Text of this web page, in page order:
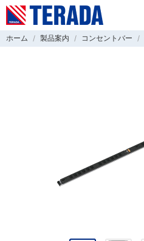
ホーム 製品案内 コンセントバー